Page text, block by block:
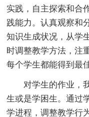
实践，自主探索和合
践能力。认真观察和
知识生成状况，从学
时调整教学方法，注
每个学生都能得到最
对学生的作业，
生或是学困生。通过
学进程，调整教学行